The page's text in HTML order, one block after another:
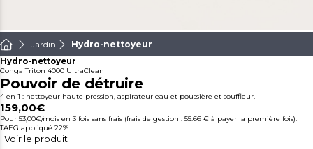
Jardin Hydro-nettoyeur
Hydro-nettoyeur
Conga Triton 4000 UltraClean
Pouvoir de détruire
4 en 1 : nettoyeur haute pression, aspirateur eau et poussière et souffleur.
159,00€
Pour 53,00€/mois en 3 fois sans frais (frais de gestion : 55.66 € à payer la première fois).
TAEG appliqué 22%
Voir le produit